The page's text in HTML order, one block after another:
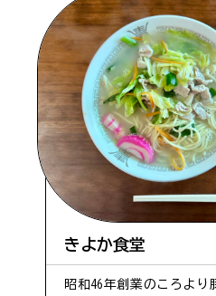
#バン
#コテ
#海
きよか食堂
昭和46年創業のころより